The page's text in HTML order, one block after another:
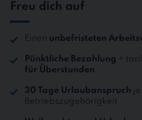
Freu dich auf
Einen unbefristeten
Pünktliche Bezahlung +
für Überstunden
30 Tage Urlaubanspruch
Betriebszugehörigkeit